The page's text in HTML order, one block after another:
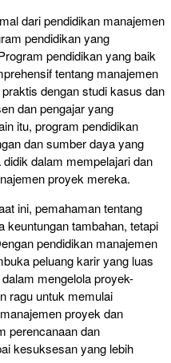
dari pendidikan manajemen
pendidikan yang
pendidikan yang baik
tentang manajemen
dengan studi kasus dan
dan pengajar yang
itu, program pendidikan
dan sumber daya yang
dalam mempelajari dan
proyek mereka.
ini, pemahaman tentang
keuntungan tambahan, tetapi
pendidikan manajemen
peluang karir yang luas
mengelola proyek-
ragu untuk memulai
proyek dan
perencanaan dan
kesuksesan yang lebih